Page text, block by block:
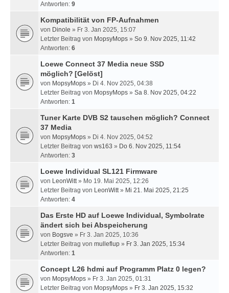
Antworten: 9
Kompatibilität von FP-Aufnahmen
von Dinole » Fr 3. Jan 2025, 15:07
Letzter Beitrag von MopsyMops » So 9. Nov 2025, 11:42
Antworten: 6
Loewe Connect 37 Media neue SSD
möglich? [Gelöst]
von MopsyMops » Di 4. Nov 2025, 04:38
Letzter Beitrag von MopsyMops » Sa 8. Nov 2025, 04:22
Antworten: 1
Tuner Karte DVB S2 tauschen möglich? Connect
37 Media
von MopsyMops » Di 4. Nov 2025, 04:52
Letzter Beitrag von ws163 » Do 6. Nov 2025, 11:54
Antworten: 3
Loewe Individual SL121 Firmware
von LeonWitt» Mo 19. Mai 2025, 12:26
Letzter Beitrag von LeonWitt» Mi 21. Mai 2025, 21:25
Antworten: 4
Das Erste HD auf Loewe Individual, Symbolrate
ändert sich bei Abspeicherung
von Bogsve » Fr 3. Jan 2025, 10:36
Letzter Beitrag von mulleflup » Fr 3. Jan 2025, 15:34
Antworten: 1
Concept L26 hdmi auf Programm Platz 0 legen?
von MopsyMops » Fr 3. Jan 2025, 01:31
Letzter Beitrag von MopsyMops » Fr 3. Jan 2025, 15:32